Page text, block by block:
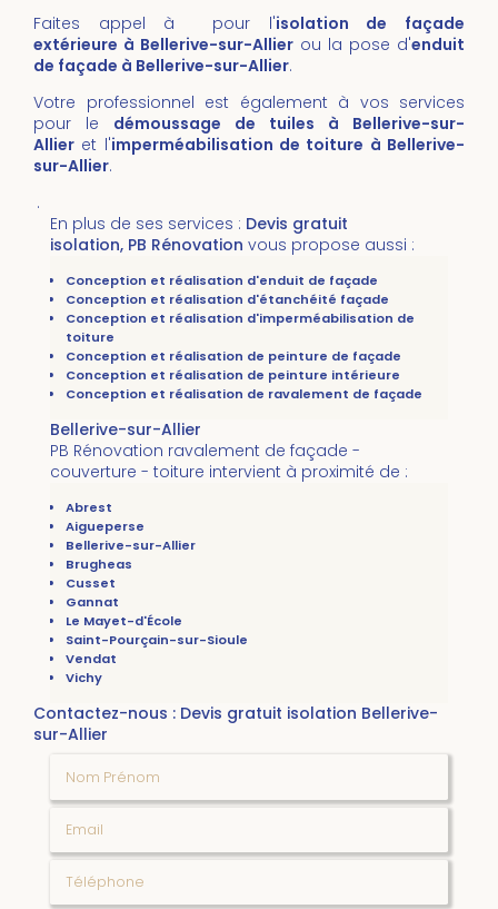
Faites appel à pour l'isolation de façade
extérieure à Bellerive-sur-Allier ou la pose d'enduit
de façade à Bellerive-sur-Allier.
Votre professionnel est également à vos services
pour le démoussage de tuiles à Bellerive-sur-
Allier et l'imperméabilisation de toiture à Bellerive-
sur-Allier.
.
En plus de ses services : Devis gratuit
isolation, PB Rénovation vous propose aussi :
Conception et réalisation d'enduit de façade
Conception et réalisation d'étanchéité façade
Conception et réalisation d'imperméabilisation de
toiture
Conception et réalisation de peinture de façade
Conception et réalisation de peinture intérieure
Conception et réalisation de ravalement de façade
Bellerive-sur-Allier
PB Rénovation ravalement de façade -
couverture - toiture intervient à proximité de :
Abrest
Aigueperse
Bellerive-sur-Allier
Brugheas
Cusset
Gannat
Le Mayet-d'École
Saint-Pourçain-sur-Sioule
Vendat
Vichy
Contactez-nous : Devis gratuit isolation Bellerive-
sur-Allier